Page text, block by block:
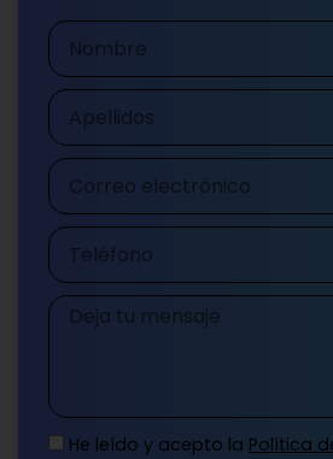
Nombre
Apellidos
Correo
electrónico
Teléfono
Mensaje
He leído y acepto la Política